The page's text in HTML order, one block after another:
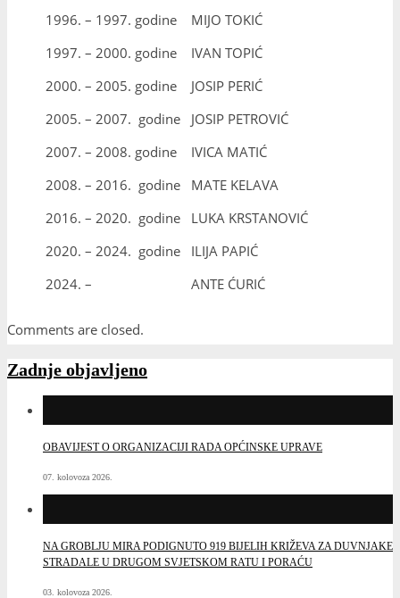
1996. – 1997. godine
MIJO TOKIĆ
1997. – 2000. godine
IVAN TOPIĆ
2000. – 2005. godine
JOSIP PERIĆ
2005. – 2007. godine
JOSIP PETROVIĆ
2007. – 2008. godine
IVICA MATIĆ
2008. – 2016. godine
MATE KELAVA
2016. – 2020. godine
LUKA KRSTANOVIĆ
2020. – 2024. godine
ILIJA PAPIĆ
2024. –
ANTE ĆURIĆ
Comments are closed.
Zadnje objavljeno
OBAVIJEST O ORGANIZACIJI RADA OPĆINSKE UPRAVE
07. kolovoza 2026.
NA GROBLJU MIRA PODIGNUTO 919 BIJELIH KRIŽEVA ZA DUVNJAKE
STRADALE U DRUGOM SVJETSKOM RATU I PORAĆU
03. kolovoza 2026.